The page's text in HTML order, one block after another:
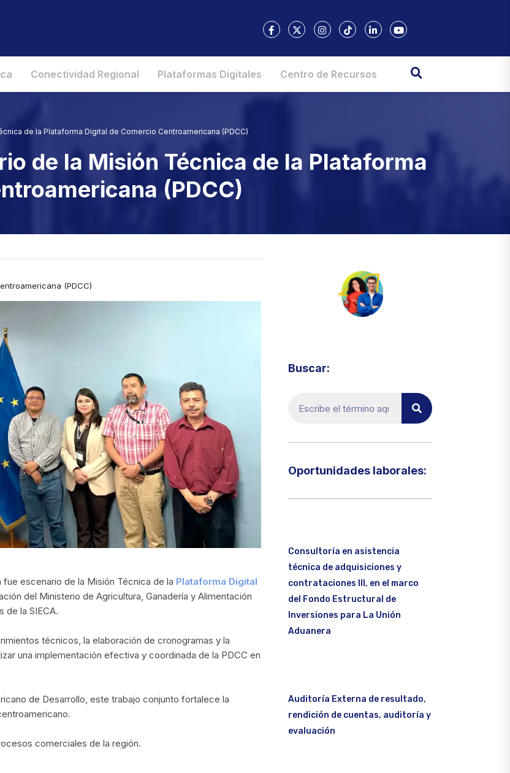
Conectividad Regional Plataformas Digitales Centro de Recursos
de la Plataforma Digital de Comercio Centroamericana (PDCC)
de la Misión Técnica de la Plataforma
(PDCC)
(PDCC)
escenario de la Misión Técnica de la Plataforma Digital
del Ministerio de Agricultura, Ganadería y Alimentación
de la SIECA.
técnicos, la elaboración de cronogramas y la
una implementación efectiva y coordinada de la PDCC en
de Desarrollo, este trabajo conjunto fortalece la
comerciales de la región.
Buscar:
Oportunidades laborales:​
Consultoría en asistencia
técnica de adquisiciones y
contrataciones III, en el marco
del Fondo Estructural de
Inversiones para La Unión
Aduanera
Auditoría Externa de resultado,
rendición de cuentas, auditoría y
evaluación